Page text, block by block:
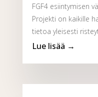
FGF4 esiintymisen
Projekti on kaikille
tietoa yleisesti